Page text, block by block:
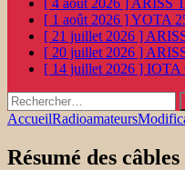
[ 4 août 2026 ] ARISS
[ 1 août 2026 ]YOTA
[ 21 juillet 2026 ]
[ 20 juillet 2026 ]
[ 14 juillet 2026 ] IOTA
Rechercher :
AccueilRadioamateurs
Résumé des